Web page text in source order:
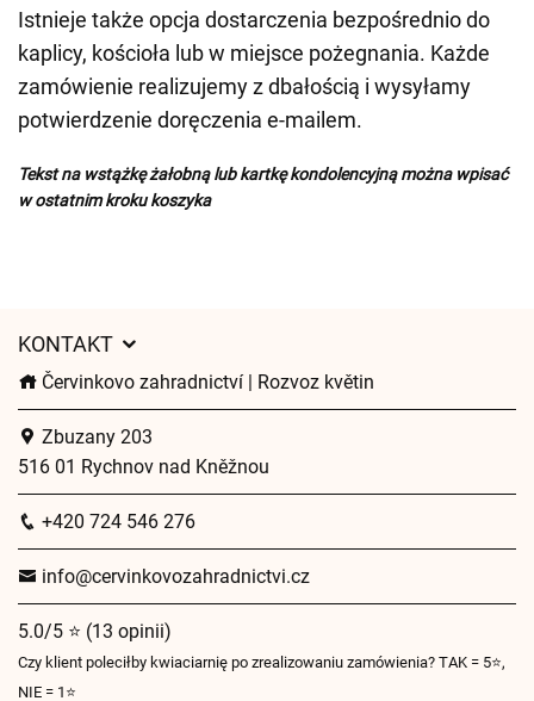
Istnieje także opcja dostarczenia bezpośrednio do
kaplicy, kościoła lub w miejsce pożegnania. Każde
zamówienie realizujemy z dbałością i wysyłamy
potwierdzenie doręczenia e-mailem.
Tekst na wstążkę żałobną lub kartkę kondolencyjną można wpisać
w ostatnim kroku koszyka
KONTAKT
Červinkovo zahradnictví | Rozvoz květin
Zbuzany 203
516 01 Rychnov nad Kněžnou
+420 724 546 276
info@cervinkovozahradnictvi.cz
5.0/5 ⭐ (13 opinii)
Czy klient poleciłby kwiaciarnię po zrealizowaniu zamówienia? TAK = 5⭐,
NIE = 1⭐